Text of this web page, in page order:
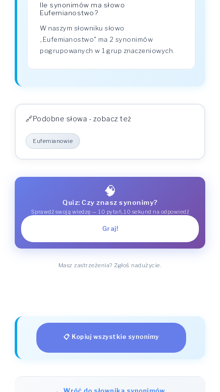
Ile synonimów ma słowo
Eufemianostwo?
W naszym słowniku słowo
„Eufemianostwo" ma 2 synonimów
pogrupowanych w 1 grup znaczeniowych.
Podobne słowa - zobacz też
Eufemianowie
🧠
Quiz: Czy znasz synonimy?
Sprawdź swoją wiedzę — 10 pytań, 10 sekund na odpowiedź
Graj!
Masz zastrzeżenia? Zgłoś nadużycie.
📋 Kopiuj wszystkie synonimy